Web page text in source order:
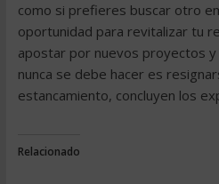
como si prefieres buscar otro
oportunidad para revitalizar tu
apostar por nuevos proyectos
nunca se debe hacer es
estancamiento, concluyen los
Relacionado